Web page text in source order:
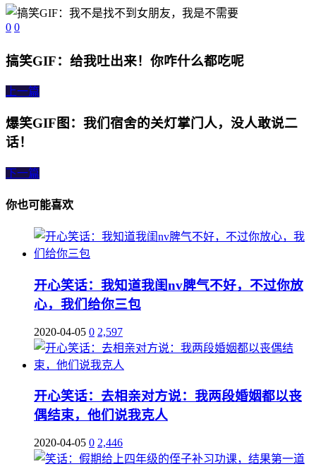
0 0
搞笑GIF：给我吐出来！你咋什么都吃呢
上一篇
爆笑GIF图：我们宿舍的关灯掌门人，没人敢说二
话！
下一篇
你也可能喜欢
开心笑话：我知道我闺nv脾气不好，不过你放
心，我们给你三包
2020-04-05 0 2,597
开心笑话：去相亲对方说：我两段婚姻都以丧
偶结束，他们说我克人
2020-04-05 0 2,446